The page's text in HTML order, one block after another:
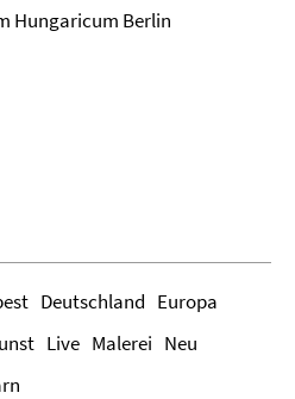
Hungaricum Berlin
Deutschland Europa
Live Malerei Neu